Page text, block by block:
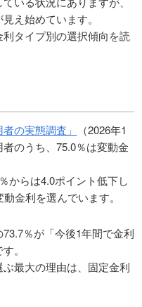
え始めています。
タイプ別の選択傾向を読
の実態調査」
（2026年1
のうち、75.0％は変動金
からは4.0ポイント低下し
金利を選んでいます。
％が「今後1年間で金利
。
最大の理由は、固定金利